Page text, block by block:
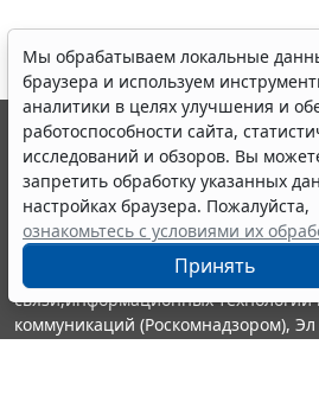
Мы обрабатываем локальные
браузера и используем
аналитики в целях улучшения и
работоспособности сайта,
исследований и обзоров. Вы
запретить обработку указанных
настройках браузера. Пожалуйста,
ознакомьтесь с условиями их
Принять
© ООО "НПП "ГАРАНТ-СЕРВИС",
выпускается с 1990 года.
являются участниками Российской
информации ГАРАНТ.
Портал ГАРАНТ.РУ зарегистрирован
издания Федеральной службой по
связи,информационных технологий
коммуникаций (Роскомнадзором),